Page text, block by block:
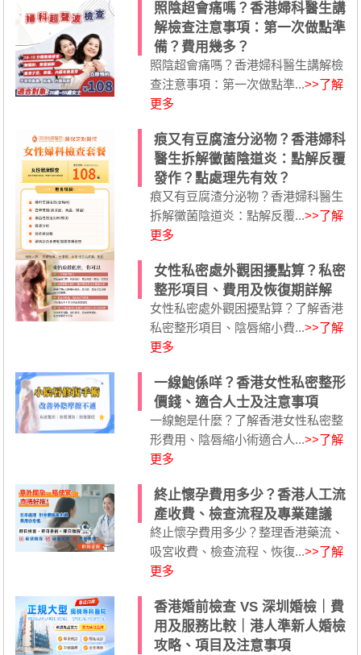
照陰超會痛嗎？香港婦科醫生講
解檢查注意事項：第一次做點準
備？費用幾多？
照陰超會痛嗎？香港婦科醫生講解檢
查注意事項：第一次做點準...>>了解
更多
痕又有豆腐渣分泌物？香港婦科
醫生拆解黴菌陰道炎：點解反覆
發作？點處理先有效？
痕又有豆腐渣分泌物？香港婦科醫生
拆解黴菌陰道炎：點解反覆...>>了解
更多
女性私密處外觀困擾點算？私密
整形項目、費用及恢復期詳解
女性私密處外觀困擾點算？了解香港
私密整形項目、陰唇縮小費...>>了解
更多
一線鮑係咩？香港女性私密整形
價錢、適合人士及注意事項
一線鮑是什麼？了解香港女性私密整
形費用、陰唇縮小術適合人...>>了解
更多
終止懷孕費用多少？香港人工流
產收費、檢查流程及專業建議
終止懷孕費用多少？整理香港藥流、
吸宮收費、檢查流程、恢復...>>了解
更多
香港婚前檢查 VS 深圳婚檢｜費
用及服務比較｜港人準新人婚檢
攻略、項目及注意事項